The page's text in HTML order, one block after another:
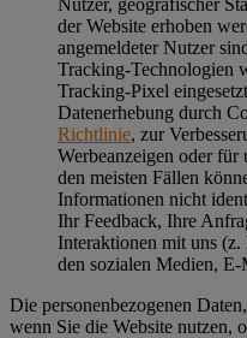
der Website erhoben
angemeldeter Nutzer
Tracking-Technologien
Tracking-Pixel
Datenerhebung durch
Richtlinie, zur
Werbeanzeigen oder für
den meisten Fällen
Informationen nicht
Ihr Feedback, Ihre
Interaktionen mit uns
den sozialen Medien,
Die personenbezogenen
wenn Sie die Website nutzen,